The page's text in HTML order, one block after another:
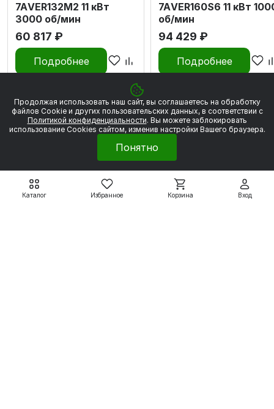
Каталог Избранное Корзина Вход
7АVЕR132M2 11 кВт
3000 об/мин
60 817 ₽
Подробнее
7АVЕR160S6 11 кВт
об/мин
94 429 ₽
Подробнее
Электродвигатели
Вспомогательные системы
Насосное оборудование
Продолжая использовать наш сайт, вы соглашаетесь на обработку
файлов Сookie и других пользовательских данных, в соответствии с
Политикой конфиденциальности. Вы можете заблокировать
использование Cookies сайтом, изменив настройки Вашего браузера.
Понятно